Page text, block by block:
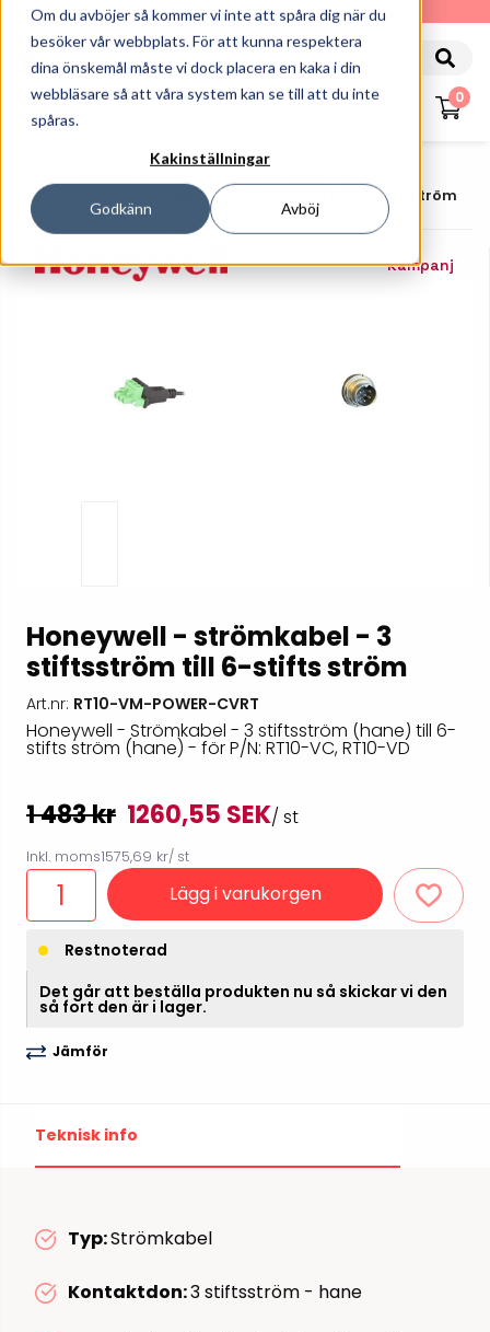
Om du avböjer så kommer vi inte att spåra dig när du
besöker vår webbplats. För att kunna respektera
dina önskemål måste vi dock placera en kaka i din
webbläsare så att våra system kan se till att du inte
spåras.
Kakinställningar
Godkänn Avböj
010-162 61 90
0
Handdatorer
Tillbehör Tablets
Honeywell - Strömkabel - 3 Stiftsström Till 6-Stifts Ström
Kampanj
Honeywell - strömkabel - 3
stiftsström till 6-stifts ström
Art.nr: RT10-VM-POWER-CVRT
Honeywell - Strömkabel - 3 stiftsström (hane) till 6-
stifts ström (hane) - för P/N: RT10-VC, RT10-VD
1 483 kr 1260,55 SEK/ st
Inkl. moms1575,69 kr/ st
Lägg i varukorgen
Restnoterad
Det går att beställa produkten nu så skickar vi den
så fort den är i lager.
Jämför
Teknisk info
Typ:Strömkabel
Kontaktdon:3 stiftsström - hane